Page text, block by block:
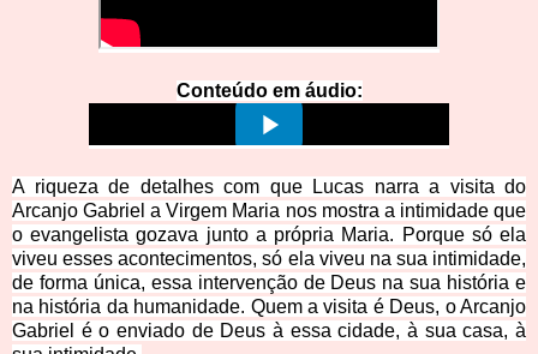
Conteúdo em áudio:
A riqueza de detalhes com que Lucas narra a visita do
Arcanjo Gabriel a Virgem Maria nos mostra a intimidade que
o evangelista gozava junto a própria Maria. Porque só ela
viveu esses acontecimentos, só ela viveu na sua intimidade,
de forma única, essa intervenção de Deus na sua história e
na história da humanidade. Quem a visita é Deus, o Arcanjo
Gabriel é o enviado de Deus à essa cidade, à sua casa, à